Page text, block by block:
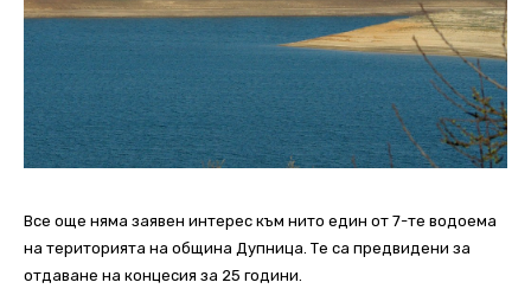
Все още няма заявен интерес към нито един от 7-те водоема
на територията на община Дупница. Те са предвидени за
отдаване на концесия за 25 години.